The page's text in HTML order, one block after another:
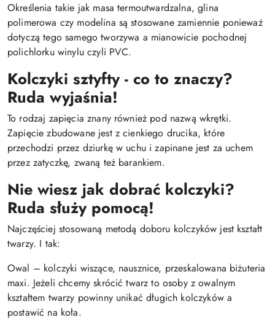
Określenia takie jak masa termoutwardzalna, glina
polimerowa czy modelina są stosowane zamiennie ponieważ
dotyczą tego samego tworzywa a mianowicie pochodnej
polichlorku winylu czyli PVC.
Kolczyki sztyfty - co to znaczy?
Ruda wyjaśnia!
To rodzaj zapięcia znany również pod nazwą wkrętki.
Zapięcie zbudowane jest z cienkiego drucika, które
przechodzi przez dziurkę w uchu i zapinane jest za uchem
przez zatyczkę, zwaną też barankiem.
Nie wiesz jak dobrać kolczyki?
Ruda służy pomocą!
Najczęściej stosowaną metodą doboru kolczyków jest kształt
twarzy. I tak:
Owal – kolczyki wiszące, nausznice, przeskalowana biżuteria
maxi. Jeżeli chcemy skrócić twarz to osoby z owalnym
kształtem twarzy powinny unikać długich kolczyków a
postawić na koła.